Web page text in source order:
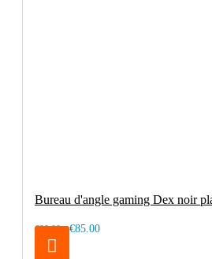
Bureau d'angle gaming Dex noir
€99.00 €85.00